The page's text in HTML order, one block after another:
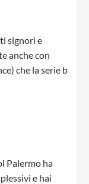
signori e
anche con
che la serie b
Palermo ha
e hai